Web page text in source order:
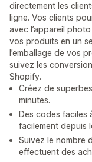
directement les
ligne. Vos clients
avec l’appareil
vos produits en un
l’emballage de vos
suivez les
Shopify.
Créez de
minutes.
Des codes faciles
facilement depuis
Suivez le nombre
effectuent des